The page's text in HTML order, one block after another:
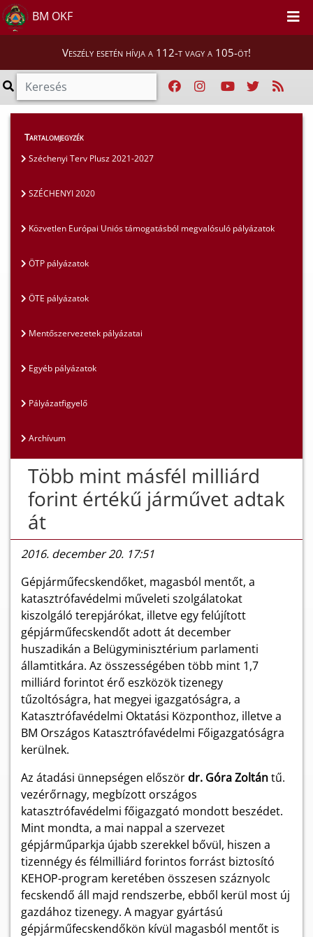
BM OKF
Veszély esetén hívja a 112-t vagy a 105-öt!
Szakmai tájékoztatók
SZÉCHENYI 2020
Tartalomjegyzék
Széchenyi Terv Plusz 2021-2027
SZÉCHENYI 2020
Közvetlen Európai Uniós támogatásból megvalósuló pályázatok
ÖTP pályázatok
ÖTE pályázatok
Mentőszervezetek pályázatai
Egyéb pályázatok
Pályázatfigyelő
Archívum
Több mint másfél milliárd
forint értékű járművet adtak
át
2016. december 20. 17:51
Gépjárműfecskendőket, magasból mentőt, a
katasztrófavédelmi műveleti szolgálatokat
kiszolgáló terepjárókat, illetve egy felújított
gépjárműfecskendőt adott át december
huszadikán a Belügyminisztérium parlamenti
államtitkára. Az összességében több mint 1,7
milliárd forintot érő eszközök tizenegy
tűzoltóságra, hat megyei igazgatóságra, a
Katasztrófavédelmi Oktatási Központhoz, illetve a
BM Országos Katasztrófavédelmi Főigazgatóságra
kerülnek.
Az átadási ünnepségen először dr. Góra Zoltántű.
vezérőrnagy, megbízott országos
katasztrófavédelmi főigazgató mondott beszédet.
Mint mondta, a mai nappal a szervezet
gépjárműparkja újabb szerekkel bővül, hiszen a
tizennégy és félmilliárd forintos forrást biztosító
KEHOP-program keretében összesen száznyolc
fecskendő áll majd rendszerbe, ebből kerül most új
gazdához tizenegy. A magyar gyártású
gépjárműfecskendőkön kívül magasból mentőt is